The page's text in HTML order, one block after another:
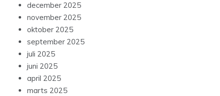
december 2025
november 2025
oktober 2025
september 2025
juli 2025
juni 2025
april 2025
marts 2025